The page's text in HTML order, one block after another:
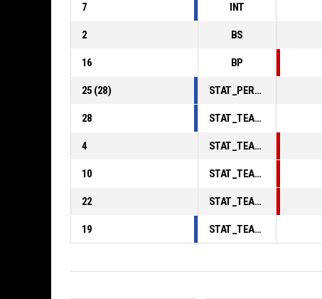
7 INT
2 BS
16 BP
25 (28) STAT_PERSONMATCH_BASKETBALL_sFoulsPersonal_ABBREV
28 STAT_TEAMMATCH_BASKETBALL_sPointsInThePaint_ABBREV
4 STAT_TEAMMATCH_BASKETBALL_sPointsSecondChance_ABBREV
10 STAT_TEAMMATCH_BASKETBALL_sPointsFromTurnovers_ABBREV
22 STAT_TEAMMATCH_BASKETBALL_sBenchPoints_ABBREV
19 STAT_TEAMMATCH_BASKETBALL_sPointsFastBreak_ABBREV